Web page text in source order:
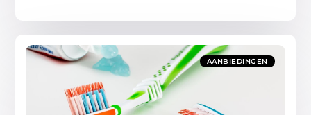
AANBIEDINGEN